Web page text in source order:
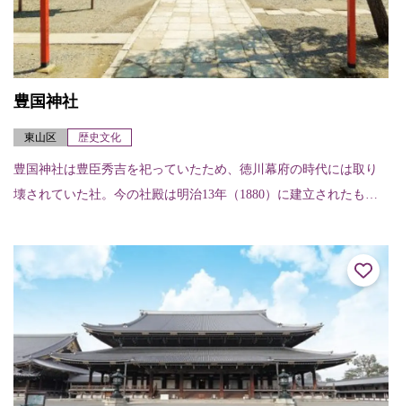
豊国神社
東山区 歴史文化
豊国神社は豊臣秀吉を祀っていたため、徳川幕府の時代には取り
壊されていた社。今の社殿は明治13年（1880）に建立されたもの
ゆかりの遺品な...